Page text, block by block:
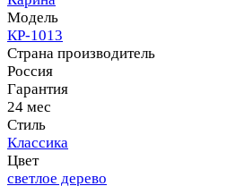
Модель
КР-1013
Страна производитель
Россия
Гарантия
24 мес
Стиль
Классика
Цвет
светлое дерево